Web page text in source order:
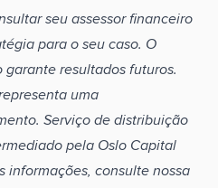
seu assessor financeiro
para o seu caso. O
resultados futuros.
uma
Serviço de distribuição
pela Oslo Capital
informações, consulte nossa